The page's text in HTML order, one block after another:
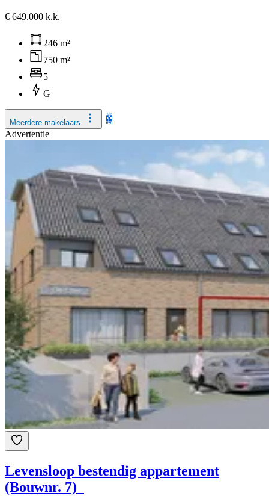
€ 649.000 k.k.
246 m²
750 m²
5
G
Meerdere makelaars
Advertentie
Levensloop bestendig appartement
(Bouwnr. 7)